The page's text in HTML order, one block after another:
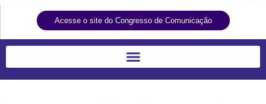
Acesse o site do Congresso de Comunicação